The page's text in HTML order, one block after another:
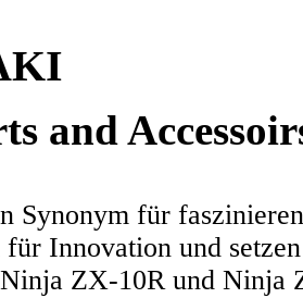
and
Synonym für
für Innovation und
ZX-10R und Ninja